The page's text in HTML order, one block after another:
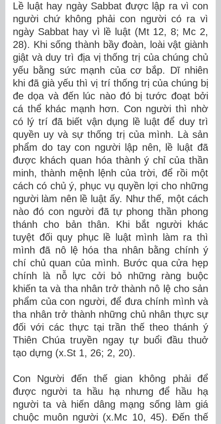
Lề luật hay ngày Sabbat được lập ra vì con
người chứ không phải con người có ra vì
ngày Sabbat hay vì lề luật (Mt 12, 8; Mc 2,
28). Khi sống thành bầy đoàn, loài vật giành
giật và duy trì địa vị thống trị của chúng chủ
yếu bằng sức mạnh của cơ bắp. Dĩ nhiên
khi đã già yếu thì vị trí thống trị của chúng bị
đe dọa và đến lúc nào đó bị tước đoạt bởi
cá thể khác mạnh hơn. Con người thì nhờ
có lý trí đã biết vận dụng lề luật để duy trì
quyền uy và sự thống trị của mình. Là sản
phẩm do tay con người lập nên, lề luật đã
được khách quan hóa thành ý chỉ của thần
minh, thành mệnh lệnh của trời, để rồi một
cách có chủ ý, phục vụ quyền lợi cho những
người làm nên lề luật ấy. Như thế, một cách
nào đó con người đã tự phong thần phong
thánh cho bản thân. Khi bắt người khác
tuyệt đối quy phục lề luật mình làm ra thì
mình đã nô lệ hóa tha nhân bằng chính ý
chí chủ quan của mình. Bước qua cửa hẹp
chính là nỗ lực cởi bỏ những ràng buộc
khiến ta và tha nhân trở thành nô lệ cho sản
phẩm của con người, để đưa chính mình và
tha nhân trở thành những chủ nhân thực sự
đối với các thực tại trần thế theo thánh ý
Thiên Chúa truyền ngay tự buổi đầu thuở
tạo dựng (x.St 1, 26; 2, 20).
Con Người đến thế gian không phải để
được người ta hầu hạ nhưng để hầu hạ
người ta và hiến dâng mạng sống làm giá
chuộc muôn người (x.Mc 10, 45). Đến thế